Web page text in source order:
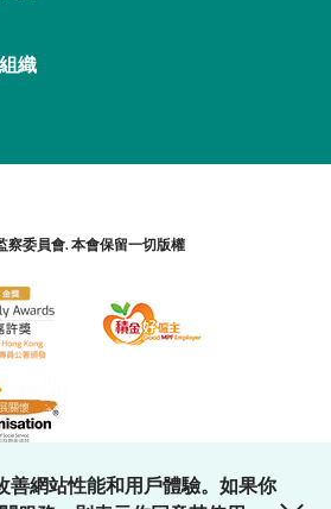
織
察委員會. 本會保留一切版權
善網站性能和用戶體驗。如果你
close cookies alert